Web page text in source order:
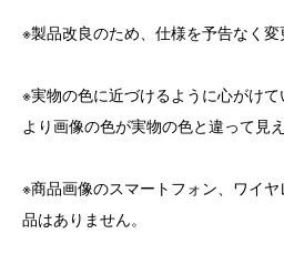
※製品改良のため、仕様を予告なく変
※実物の色に近づけるように心がけ
より画像の色が実物の色と違って見
※商品画像のスマートフォン、ワイ
品はありません。